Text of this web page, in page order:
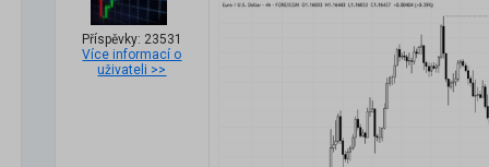
Příspěvky: 23531
Více informací o
uživateli >>